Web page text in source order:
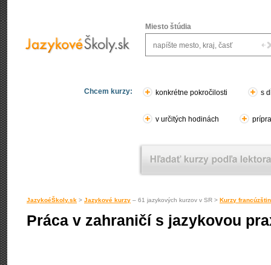
Miesto štúdia
Chcem kurzy: konkrétne pokročilosti s
v určitých hodinách
JazykoéŠkoly.sk > Jazykové kurzy – 61 jazykových kurzov v SR > Kurzy
Práca v zahraničí s jazykovou